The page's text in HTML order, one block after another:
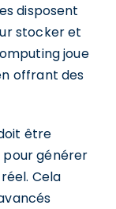
disposent
stocker et
joue
offrant des
être
générer
Cela